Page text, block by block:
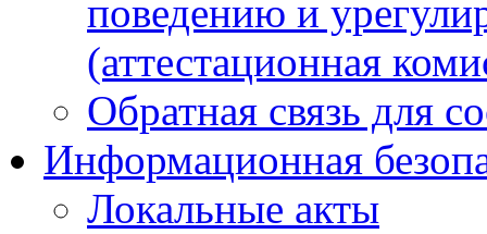
поведению и
(аттестационная
Обратная связь для
Информационная
Локальные акты